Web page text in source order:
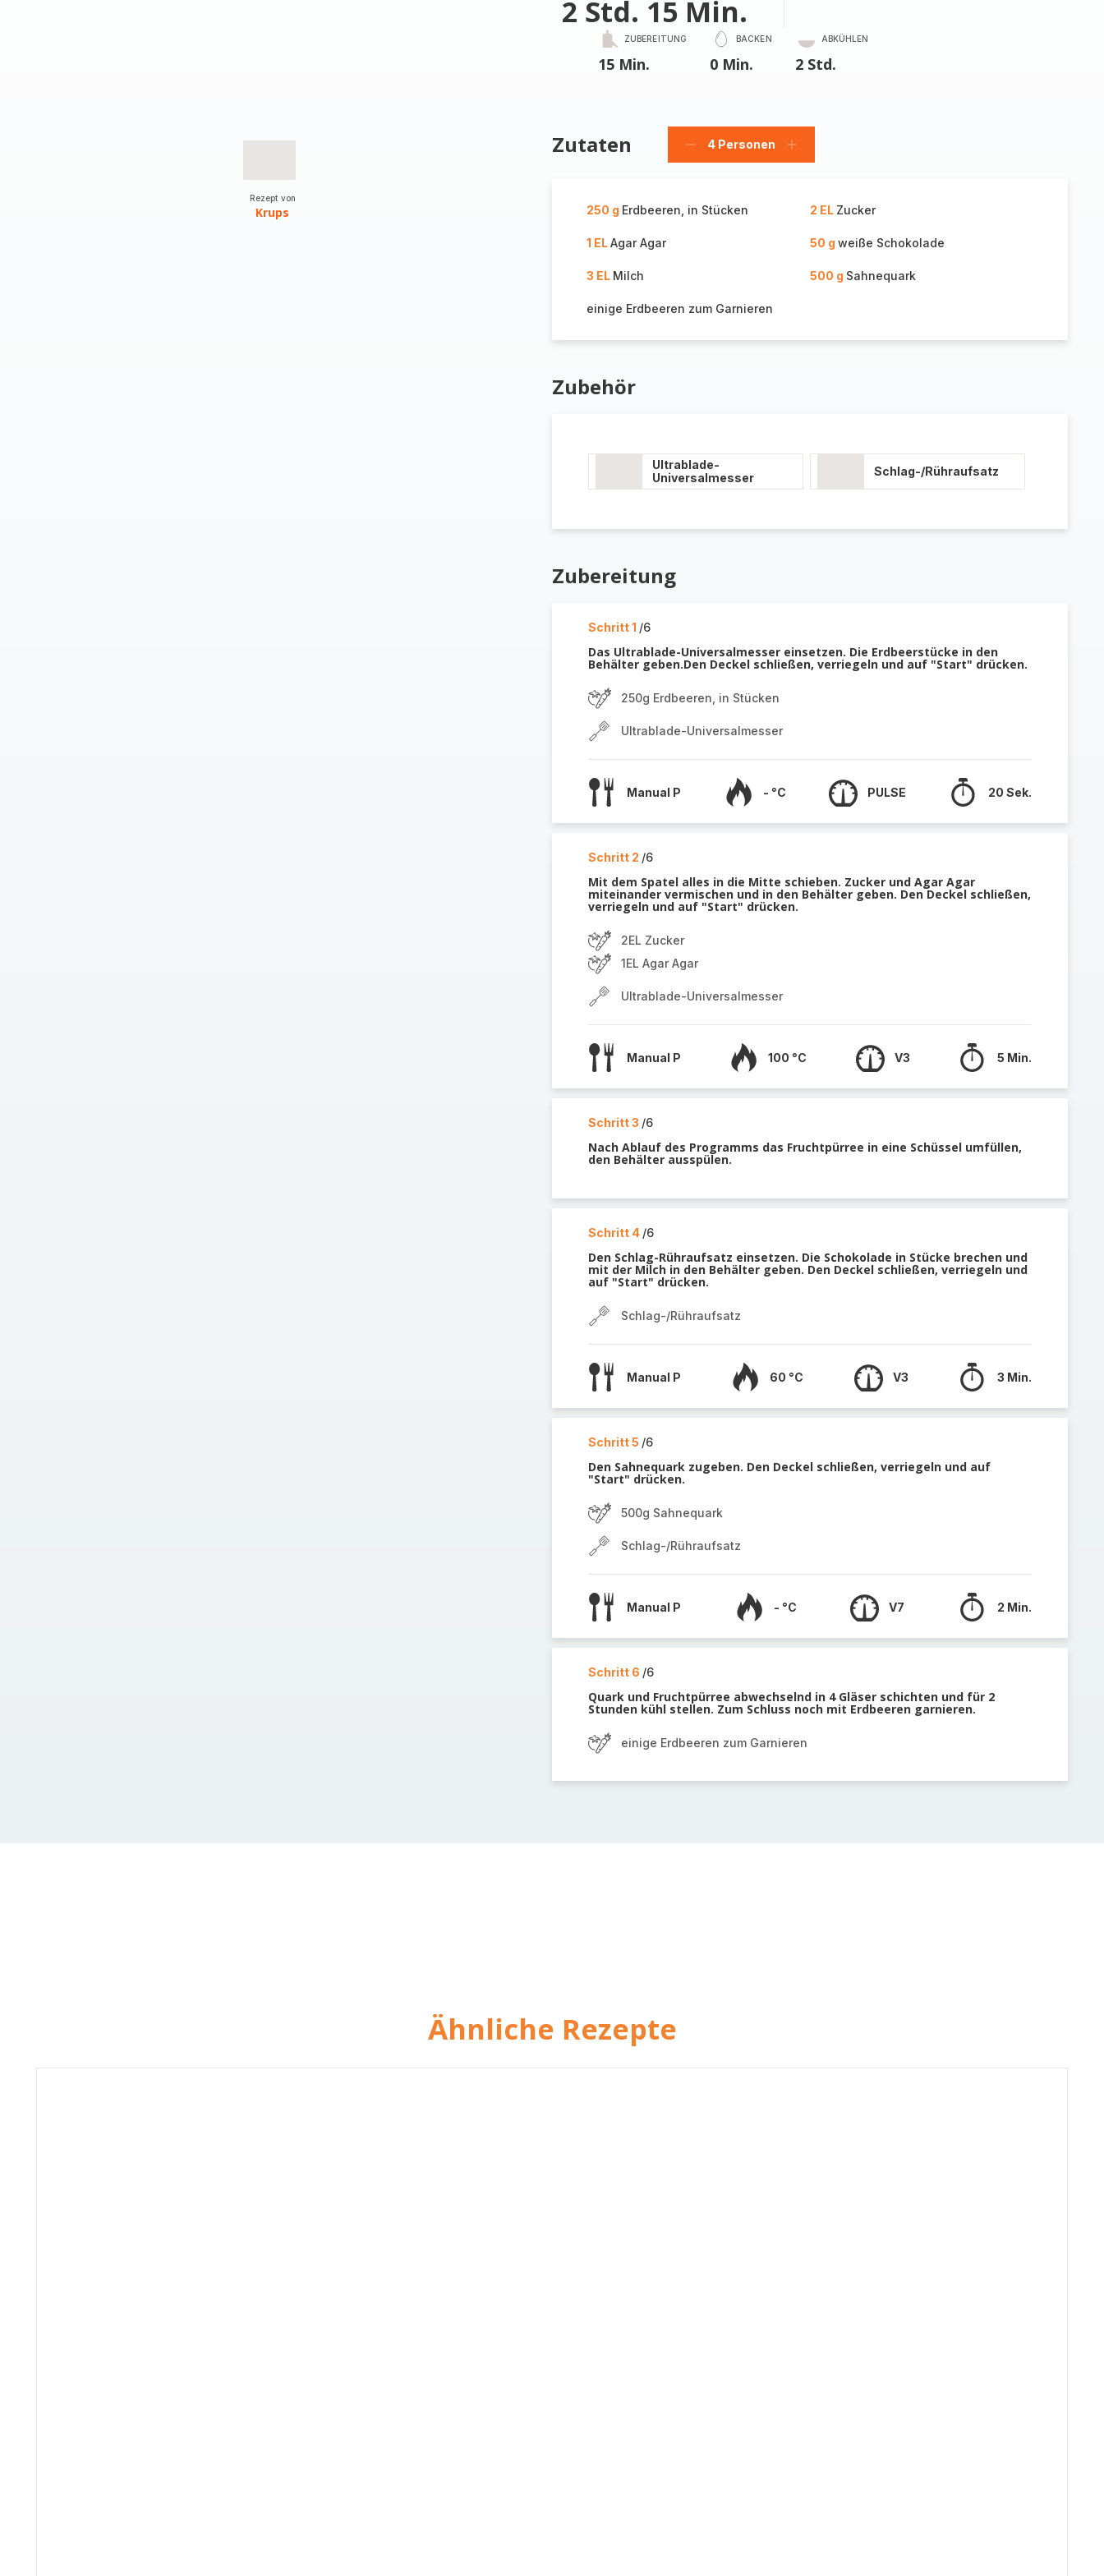
Rezept von
Krups
2 Std. 15 Min.
ZUBEREITUNG
15 Min.
BACKEN
0 Min.
ABKÜHLEN
2 Std.
Zutaten
Personen
4 Personen
Personen
250 g Erdbeeren, in Stücken 2 EL Zucker
1 ELAgar Agar 50 g weiße Schokolade
3 EL Milch 500 g Sahnequark
einige Erdbeeren zum Garnieren
Zubehör
Ultrablade-
Universalmesser
Schlag-/Rühraufsatz
Zubereitung
Schritt 1 /6
Das Ultrablade-Universalmesser einsetzen. Die Erdbeerstücke in den
Behälter geben.Den Deckel schließen, verriegeln und auf "Start" drücken.
250g Erdbeeren, in Stücken
Ultrablade-Universalmesser
Manual P - °C PULSE 20 Sek.
Schritt 2 /6
Mit dem Spatel alles in die Mitte schieben. Zucker und Agar Agar
miteinander vermischen und in den Behälter geben. Den Deckel schließen,
verriegeln und auf "Start" drücken.
2EL Zucker
1EL Agar Agar
Ultrablade-Universalmesser
Manual P 100 °C V3 5 Min.
Schritt 3 /6
Nach Ablauf des Programms das Fruchtpürree in eine Schüssel umfüllen,
den Behälter ausspülen.
Schritt 4 /6
Den Schlag-Rühraufsatz einsetzen. Die Schokolade in Stücke brechen und
mit der Milch in den Behälter geben. Den Deckel schließen, verriegeln und
auf "Start" drücken.
Schlag-/Rühraufsatz
Manual P 60 °C V3 3 Min.
Schritt 5 /6
Den Sahnequark zugeben. Den Deckel schließen, verriegeln und auf
"Start" drücken.
500g Sahnequark
Schlag-/Rühraufsatz
Manual P - °C V7 2 Min.
Schritt 6 /6
Quark und Fruchtpürree abwechselnd in 4 Gläser schichten und für 2
Stunden kühl stellen. Zum Schluss noch mit Erdbeeren garnieren.
einige Erdbeeren zum Garnieren
Ähnliche Rezepte